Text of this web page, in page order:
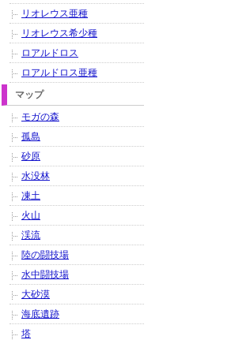
リオレウス亜種
リオレウス希少種
ロアルドロス
ロアルドロス亜種
マップ
モガの森
孤島
砂原
水没林
凍土
火山
渓流
陸の闘技場
水中闘技場
大砂漠
海底遺跡
塔